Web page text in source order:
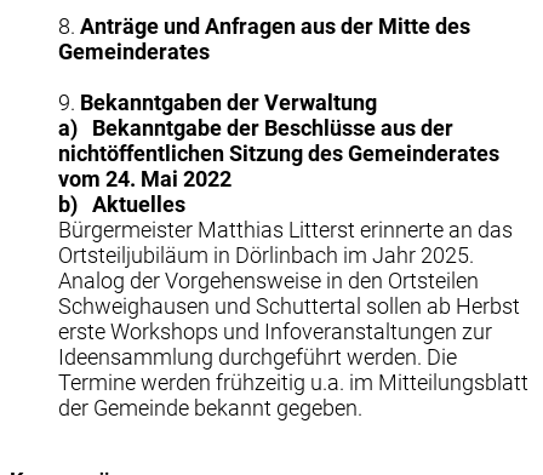
8. Anträge und Anfragen aus der Mitte des
Gemeinderates
9. Bekanntgaben der Verwaltung
a) Bekanntgabe der Beschlüsse aus der
nichtöffentlichen Sitzung des Gemeinderates
vom 24. Mai 2022
b) Aktuelles
Bürgermeister Matthias Litterst erinnerte an das
Ortsteiljubiläum in Dörlinbach im Jahr 2025.
Analog der Vorgehensweise in den Ortsteilen
Schweighausen und Schuttertal sollen ab Herbst
erste Workshops und Infoveranstaltungen zur
Ideensammlung durchgeführt werden. Die
Termine werden frühzeitig u.a. im Mitteilungsblatt
der Gemeinde bekannt gegeben.